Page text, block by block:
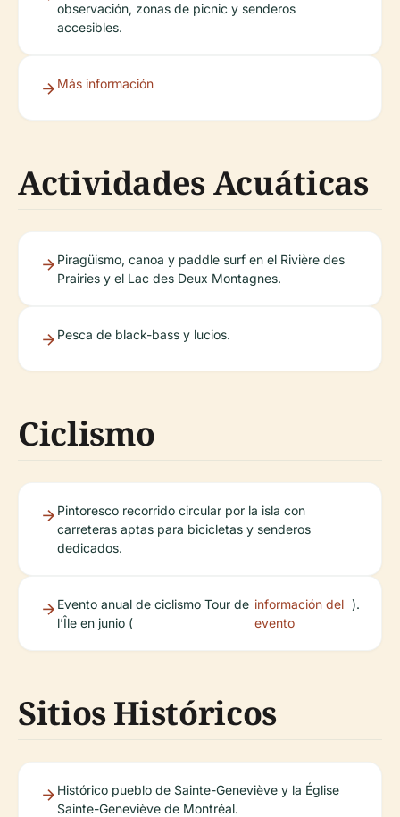
observación, zonas de picnic y senderos
accesibles.
Más información
Actividades Acuáticas
Piragüismo, canoa y paddle surf en el Rivière des
Prairies y el Lac des Deux Montagnes.
Pesca de black-bass y lucios.
Ciclismo
Pintoresco recorrido circular por la isla con
carreteras aptas para bicicletas y senderos
dedicados.
Evento anual de ciclismo Tour de
l’Île en junio (
información del
evento
).
Sitios Históricos
Histórico pueblo de Sainte-Geneviève y la Église
Sainte-Geneviève de Montréal.